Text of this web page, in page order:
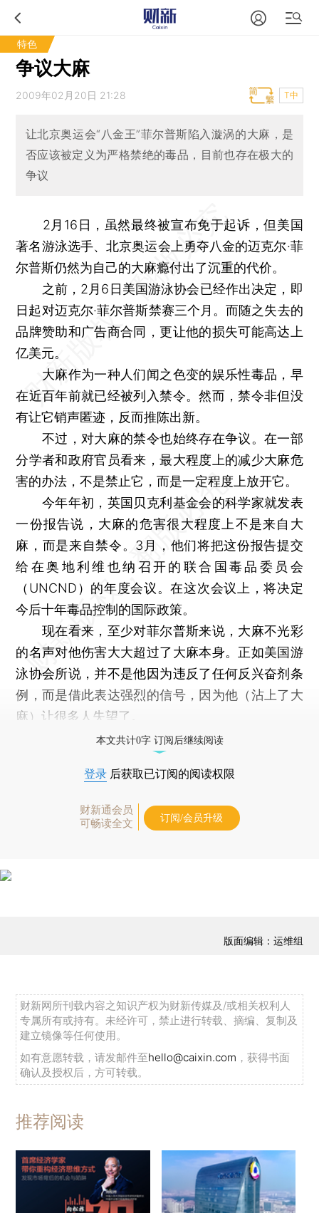
特色
争议大麻
2009年02月20日 21:28 T中
让北京奥运会“八金王”菲尔普斯陷入漩涡的大麻，是
否应该被定义为严格禁绝的毒品，目前也存在极大的
争议
2月16日，虽然最终被宣布免于起诉，但美国
著名游泳选手、北京奥运会上勇夺八金的迈克尔·菲
尔普斯仍然为自己的大麻瘾付出了沉重的代价。
之前，2月6日美国游泳协会已经作出决定，即
日起对迈克尔·菲尔普斯禁赛三个月。而随之失去的
品牌赞助和广告商合同，更让他的损失可能高达上
亿美元。
大麻作为一种人们闻之色变的娱乐性毒品，早
在近百年前就已经被列入禁令。然而，禁令非但没
有让它销声匿迹，反而推陈出新。
不过，对大麻的禁令也始终存在争议。在一部
分学者和政府官员看来，最大程度上的减少大麻危
害的办法，不是禁止它，而是一定程度上放开它。
今年年初，英国贝克利基金会的科学家就发表
一份报告说，大麻的危害很大程度上不是来自大
麻，而是来自禁令。3月，他们将把这份报告提交
给在奥地利维也纳召开的联合国毒品委员会
（UNCND）的年度会议。在这次会议上，将决定
今后十年毒品控制的国际政策。
现在看来，至少对菲尔普斯来说，大麻不光彩
的名声对他伤害大大超过了大麻本身。正如美国游
泳协会所说，并不是他因为违反了任何反兴奋剂条
例，而是借此表达强烈的信号，因为他（沾上了大
麻）让很多人失望了。
本文共计0字 订阅后继续阅读
登录 后获取已订阅的阅读权限
财新通会员
可畅读全文
订阅/会员升级
版面编辑：运维组
财新网所刊载内容之知识产权为财新传媒及/或相关权利人
专属所有或持有。未经许可，禁止进行转载、摘编、复制及
建立镜像等任何使用。
如有意愿转载，请发邮件至hello@caixin.com ，获得书面
确认及授权后，方可转载。
推荐阅读